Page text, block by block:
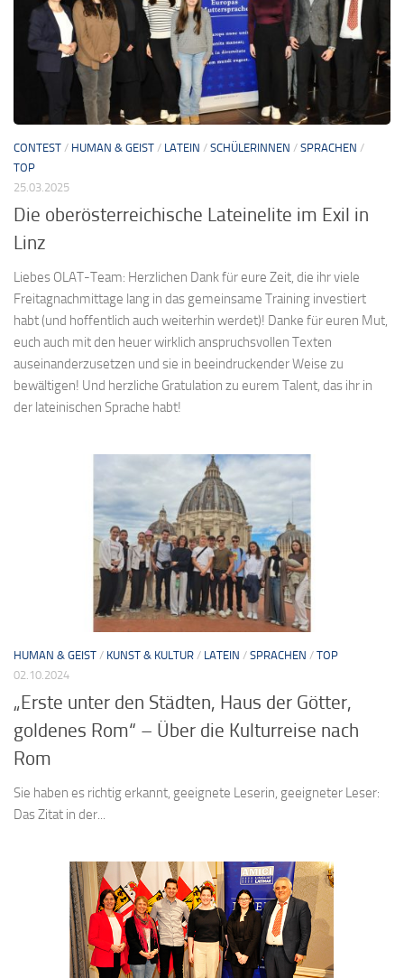
CONTEST / HUMAN & GEIST / LATEIN / SCHÜLERINNEN / SPRACHEN /
TOP
25.03.2025
Die oberösterreichische Lateinelite im Exil in
Linz
Liebes OLAT-Team: Herzlichen Dank für eure Zeit, die ihr viele
Freitagnachmittage lang in das gemeinsame Training investiert
habt (und hoffentlich auch weiterhin werdet)! Danke für euren Mut,
euch auch mit den heuer wirklich anspruchsvollen Texten
auseinanderzusetzen und sie in beeindruckender Weise zu
bewältigen! Und herzliche Gratulation zu eurem Talent, das ihr in
der lateinischen Sprache habt!
HUMAN & GEIST / KUNST & KULTUR / LATEIN / SPRACHEN / TOP
02.10.2024
„Erste unter den Städten, Haus der Götter,
goldenes Rom“ – Über die Kulturreise nach
Rom
Sie haben es richtig erkannt, geeignete Leserin, geeigneter Leser:
Das Zitat in der...